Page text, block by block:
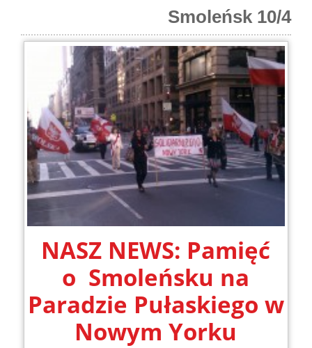
Smoleńsk 10/4
NASZ NEWS: Pamięć
o Smoleńsku na
Paradzie Pułaskiego w
Nowym Yorku